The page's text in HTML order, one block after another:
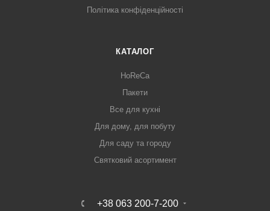
Політика конфіденційності
КАТАЛОГ
HoReCa
Пакети
Все для кухні
Для дому, для побуту
Для саду та городу
Святковий асортимент
+38 063 200-7-200